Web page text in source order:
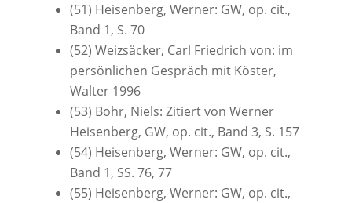
(51) Heisenberg, Werner: GW, op. cit.,
Band 1, S. 70
(52) Weizsäcker, Carl Friedrich von: im
persönlichen Gespräch mit Köster,
Walter 1996
(53) Bohr, Niels: Zitiert von Werner
Heisenberg, GW, op. cit., Band 3, S. 157
(54) Heisenberg, Werner: GW, op. cit.,
Band 1, SS. 76, 77
(55) Heisenberg, Werner: GW, op. cit.,